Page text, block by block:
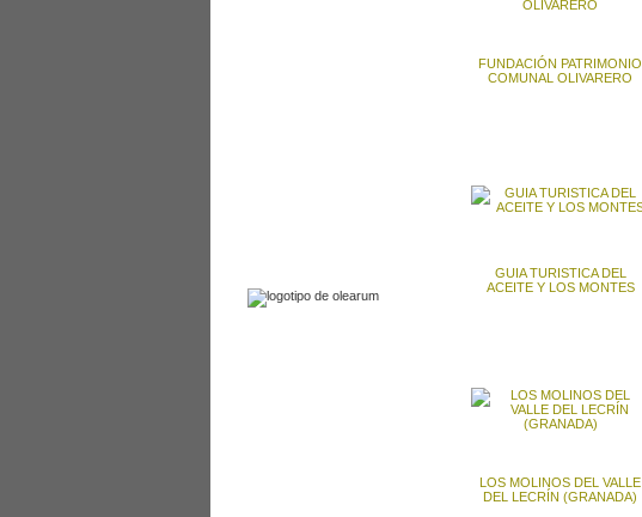
FUNDACIÓN PATRIMONIO
COMUNAL OLIVARERO
GUIA TURISTICA DEL
ACEITE Y LOS MONTES
LOS MOLINOS DEL VALLE
DEL LECRÍN (GRANADA)